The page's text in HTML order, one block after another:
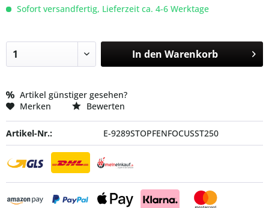
Sofort versandfertig, Lieferzeit ca. 4-6 Werktage
In den Warenkorb
Artikel günstiger gesehen?
Merken
Bewerten
Artikel-Nr.: E-9289STOPFENFOCUSST250